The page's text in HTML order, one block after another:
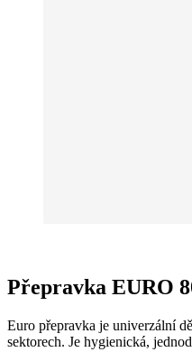
Přepravka EURO
Euro přepravka je univerzální
sektorech. Je hygienická,